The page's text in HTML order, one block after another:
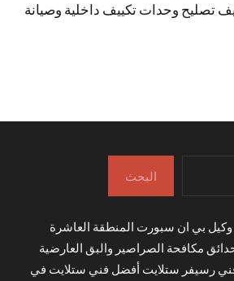
تصليح وحدات تكييف داخلية وصيانة
البحث
مكافحة الصراصير والبق العارضية
رسيفر ستلايت أفضل فني ستلايت في